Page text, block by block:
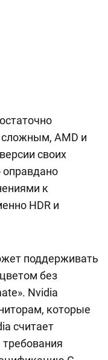
AMD и
своих
оправдано
к
HDR и
поддерживать
без
Nvidia
которые
считает